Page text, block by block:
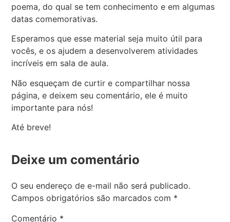
poema, do qual se tem conhecimento e em algumas
datas comemorativas.
Esperamos que esse material seja muito útil para
vocês, e os ajudem a desenvolverem atividades
incríveis em sala de aula.
Não esqueçam de curtir e compartilhar nossa
página, e deixem seu comentário, ele é muito
importante para nós!
Até breve!
Deixe um comentário
O seu endereço de e-mail não será publicado.
Campos obrigatórios são marcados com *
Comentário *